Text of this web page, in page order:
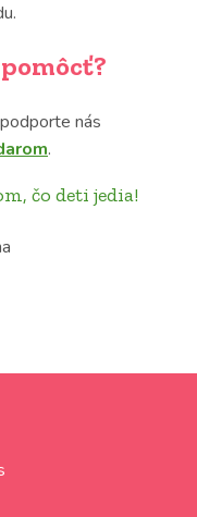
nás
.
čo deti jedia!